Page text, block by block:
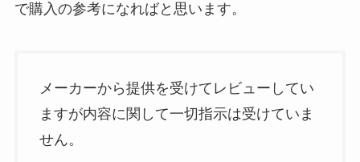
で購入の参考になればと思います。
メーカーから提供を受けてレビューしてい
ますが内容に関して一切指示は受けていま
せん。